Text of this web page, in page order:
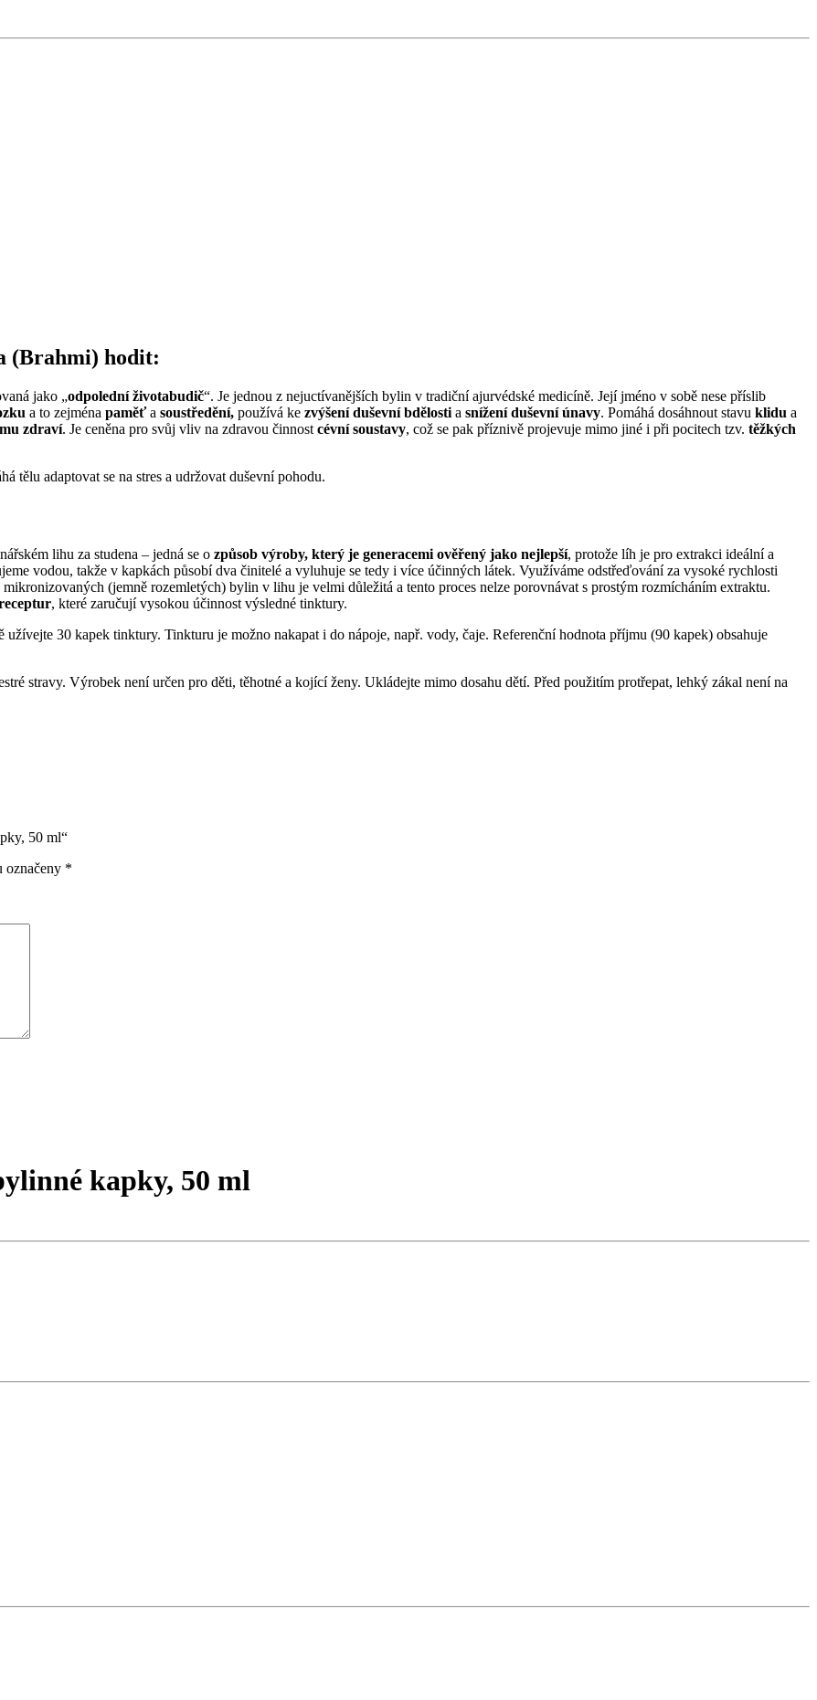
(Brahmi) hodit:
jako „odpolední životabudič“. Je jednou z nejuctívanějších bylin v tradiční ajurvédské medicíně. Její jméno v sobě nese příslib
a to zejména paměťa soustředění, používá ke zvýšení duševní bdělosti a snížení duševní únavy. Pomáhá dosáhnout stavu klidu a
zdraví. Je ceněna pro svůj vliv na zdravou činnost cévní soustavy, což se pak příznivě projevuje mimo jiné i při pocitech tzv. těžkých
tělu adaptovat se na stres a udržovat duševní pohodu.
lihu za studena – jedná se o způsob výroby, který je generacemi ověřený jako nejlepší, protože líh je pro extrakci ideální a
vodou, takže v kapkách působí dva činitelé a vyluhuje se tedy i více účinných látek. Využíváme odstřeďování za vysoké rychlosti
(jemně rozemletých) bylin v lihu je velmi důležitá a tento proces nelze porovnávat s prostým rozmícháním extraktu.
, které zaručují vysokou účinnost výsledné tinktury.
30 kapek tinktury. Tinkturu je možno nakapat i do nápoje, např. vody, čaje. Referenční hodnota příjmu (90 kapek) obsahuje
stravy. Výrobek není určen pro děti, těhotné a kojící ženy. Ukládejte mimo dosahu dětí. Před použitím protřepat, lehký zákal není na
50 ml“
označeny *
kapky, 50 ml